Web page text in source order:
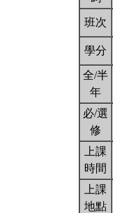
班次
學分
全/半
年
必/選
修
上課
時間
上課
地點